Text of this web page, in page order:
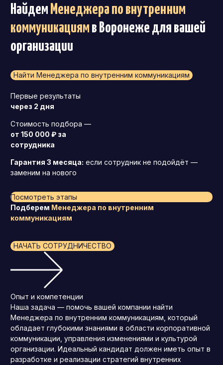
Найдем Менеджера по внутренним
коммуникациям в Воронеже для вашей
организации
Найти Менеджера по внутренним коммуникациям
Первые результаты
через 2 дня
Стоимость подбора —
от 150 000 ₽ за
сотрудника
Гарантия 3 месяца: если сотрудник не подойдёт —
заменим на нового
Посмотреть этапы
Подберем Менеджера по внутренним
коммуникациям
НАЧАТЬ СОТРУДНИЧЕСТВО
Опыт и компетенции
Наша задача — помочь вашей компании найти
Менеджера по внутренним коммуникациям, который
обладает глубокими знаниями в области корпоративной
коммуникации, управления изменениями и культурой
организации. Идеальный кандидат должен иметь опыт в
разработке и реализации стратегий внутренних